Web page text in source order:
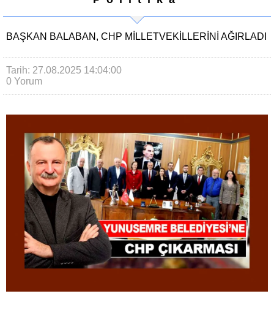
BAŞKAN BALABAN, CHP MILLETVEKILLERINI AĞIRLADI
Tarih: 27.08.2025 14:04:00
0 Yorum